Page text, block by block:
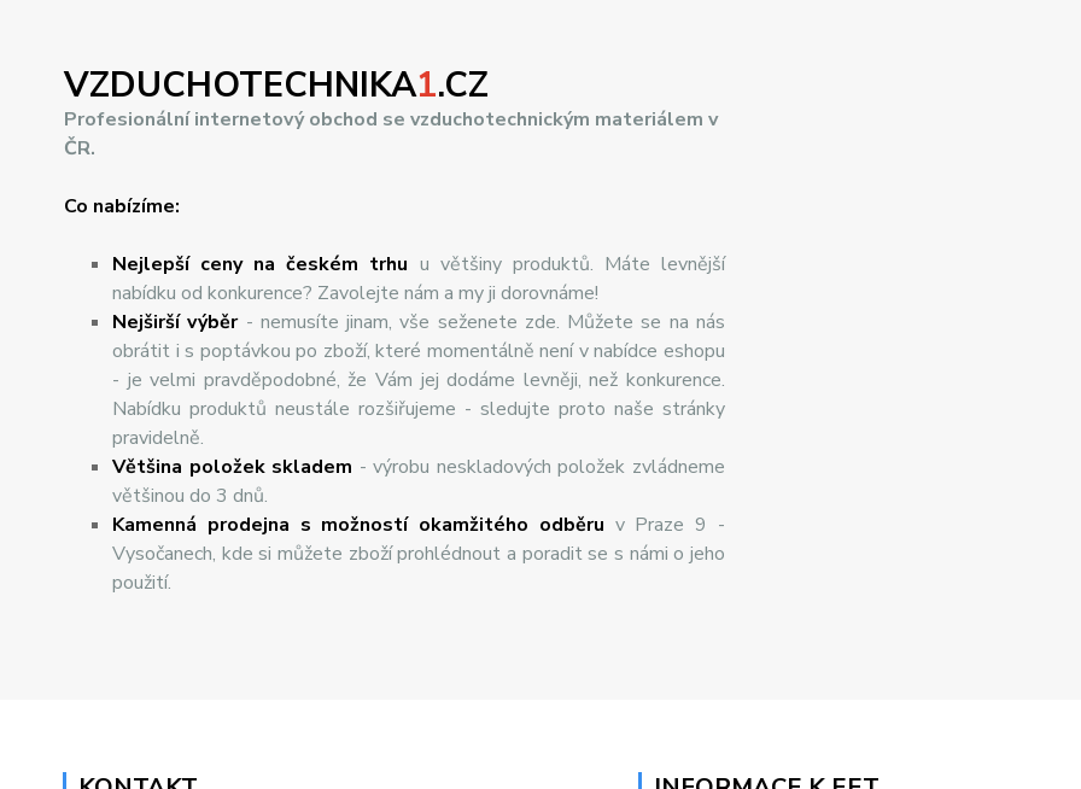
VZDUCHOTECHNIKA1.CZ
Profesionální internetový obchod se vzduchotechnickým materiálem v
ČR.
Co nabízíme:
Nejlepší ceny na českém trhu u většiny produktů. Máte levnější
nabídku od konkurence? Zavolejte nám a my ji dorovnáme!
Nejširšívýběr- nemusíte jinam, vše seženete zde. Můžete se na nás
obrátit i s poptávkou po zboží, které momentálně není v nabídce eshopu
- je velmi pravděpodobné, že Vám jej dodáme levněji, než konkurence.
Nabídku produktů neustále rozšiřujeme - sledujte proto naše stránky
pravidelně.
Většina položek skladem - výrobu neskladových položek zvládneme
většinou do 3 dnů.
Kamenná prodejna s možností okamžitého odběru v Praze 9 -
Vysočanech, kde si můžete zboží prohlédnout a poradit se s námi o jeho
použití.